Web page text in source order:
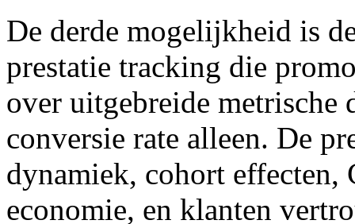
De derde mogelijkheid is
prestatie tracking die
over uitgebreide metrische
conversie rate alleen. De
dynamiek, cohort effecten,
economie, en klanten